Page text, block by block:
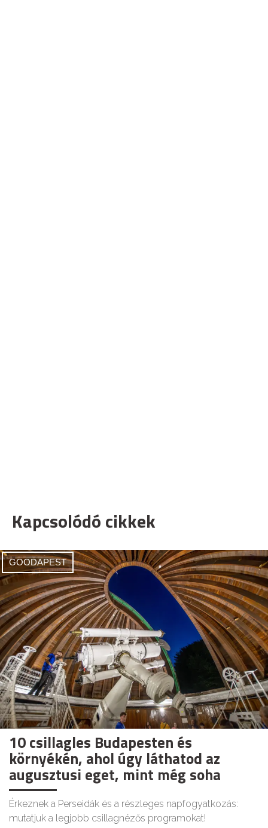
Kapcsolódó cikkek
GOODAPEST
10 csillagles Budapesten és
környékén, ahol úgy láthatod az
augusztusi eget, mint még soha
Érkeznek a Perseidák és a részleges napfogyatkozás:
mutatjuk a legjobb csillagnézős programokat!